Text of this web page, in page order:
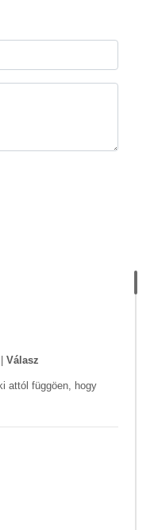
Válasz
attól függöen, hogy